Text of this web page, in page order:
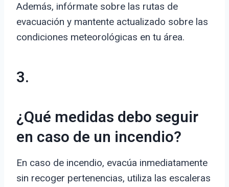
Además, infórmate sobre las rutas de
evacuación y mantente actualizado sobre las
condiciones meteorológicas en tu área.
3.
¿Qué medidas debo seguir
en caso de un incendio?
En caso de incendio, evacúa inmediatamente
sin recoger pertenencias, utiliza las escaleras